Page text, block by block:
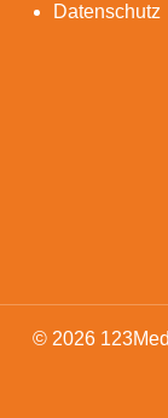
Datenschutz
© 2026